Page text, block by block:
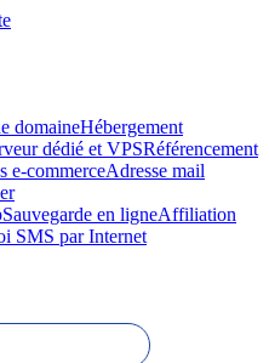
domaineHébergement
dédié et VPSRéférencement
e-commerceAdresse mail
Sauvegarde en ligneAffiliation
SMS par Internet